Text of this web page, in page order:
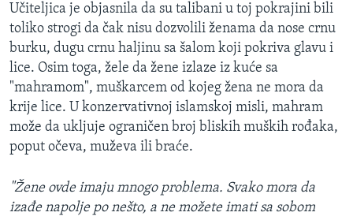
Učiteljica je objasnila da su talibani u toj pokrajini bili
toliko strogi da čak nisu dozvolili ženama da nose crnu
burku, dugu crnu haljinu sa šalom koji pokriva glavu i
lice. Osim toga, žele da žene izlaze iz kuće sa
"mahramom", muškarcem od kojeg žena ne mora da
krije lice. U konzervativnoj islamskoj misli, mahram
može da ukljuje ograničen broj bliskih muških rođaka,
poput očeva, muževa ili braće.
"Žene ovde imaju mnogo problema. Svako mora da
izađe napolje po nešto, a ne možete imati sa sobom